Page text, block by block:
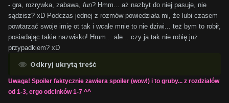
- gra, rozrywka, zabawa, fun? Hmm... aż nazbyt do niej pasuje, nie
sądzisz? xD Podczas jednej z rozmów powiedziała mi, że lubi czasem
powtarzać swoje imię ot tak i wcale mnie to nie dziwi... też bym to robił,
posiadając takie nazwisko! Hmm... ale... czy ja tak nie robię już
przypadkiem? xD
Odkryj ukrytą treść
Uwaga! Spoiler faktycznie zawiera spoiler (wow!) i to gruby... z rozdziałów
od 1-3, ergo odcinków 1-7 ^^